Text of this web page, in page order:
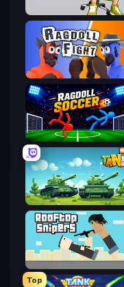
Push My Chair
Ragdoll Fight
Ragdoll Soccer 2 Players
Tank Wars
Rooftop Snipers
Top